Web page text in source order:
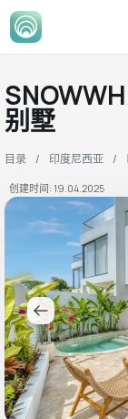
别墅
目录 印度尼西亚
创建时间: 19.04.2025